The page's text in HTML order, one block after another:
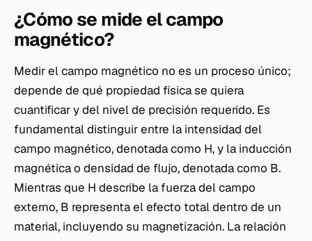
¿Cómo se mide el campo
magnético?
Medir el campo magnético no es un proceso único;
depende de qué propiedad física se quiera
cuantificar y del nivel de precisión requerido. Es
fundamental distinguir entre la intensidad del
campo magnético, denotada como H, y la inducción
magnética o densidad de flujo, denotada como B.
Mientras que H describe la fuerza del campo
externo, B representa el efecto total dentro de un
material, incluyendo su magnetización. La relación